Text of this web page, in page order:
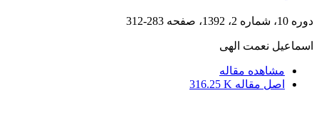
دوره 10، شماره 2، 1392، صفحه 283-312
اسماعیل نعمت الهی
مشاهده مقاله
اصل مقاله 316.25 K